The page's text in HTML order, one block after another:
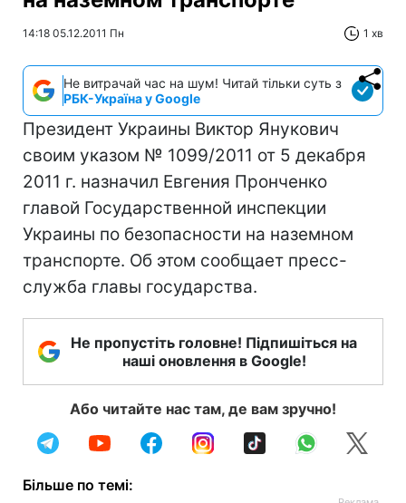
14:18 05.12.2011 Пн 1 хв
Не витрачай час на шум! Читай тільки суть з
РБК-Україна у Google
Президент Украины Виктор Янукович
своим указом № 1099/2011 от 5 декабря
2011 г. назначил Евгения Пронченко
главой Государственной инспекции
Украины по безопасности на наземном
транспорте. Об этом сообщает пресс-
служба главы государства.
Не пропустіть головне! Підпишіться на
наші оновлення в Google!
Або читайте нас там, де вам зручно!
Більше по темі: